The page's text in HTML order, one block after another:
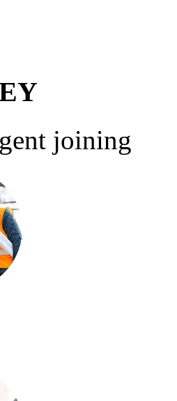
joining